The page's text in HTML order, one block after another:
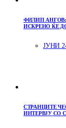
ФИЛИП АНГОВ:
ИСКРЕНО ЌЕ
ЈУНИ
СТРАНЦИТЕ
ИНТЕРВЈУ СО